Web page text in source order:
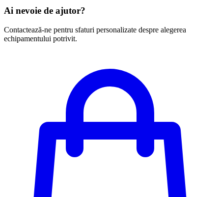
Ai nevoie de ajutor?
Contactează-ne pentru sfaturi personalizate despre alegerea
echipamentului potrivit.